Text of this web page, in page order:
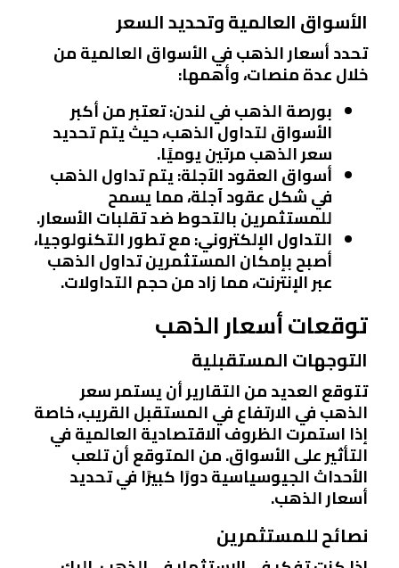
الأسواق العالمية وتحديد السعر
تحدد أسعار الذهب في الأسواق العالمية من
خلال عدة منصات، وأهمها:
بورصة الذهب في لندن: تعتبر من أكبر
الأسواق لتداول الذهب، حيث يتم تحديد
سعر الذهب مرتين يوميًا.
أسواق العقود الآجلة: يتم تداول الذهب
في شكل عقود آجلة، مما يسمح
للمستثمرين بالتحوط ضد تقلبات الأسعار.
التداول الإلكتروني: مع تطور التكنولوجيا،
أصبح بإمكان المستثمرين تداول الذهب
عبر الإنترنت، مما زاد من حجم التداولات.
توقعات أسعار الذهب
التوجهات المستقبلية
تتوقع العديد من التقارير أن يستمر سعر
الذهب في الارتفاع في المستقبل القريب، خاصة
إذا استمرت الظروف الاقتصادية العالمية في
التأثير على الأسواق. من المتوقع أن تلعب
الأحداث الجيوسياسية دورًا كبيرًا في تحديد
أسعار الذهب.
نصائح للمستثمرين